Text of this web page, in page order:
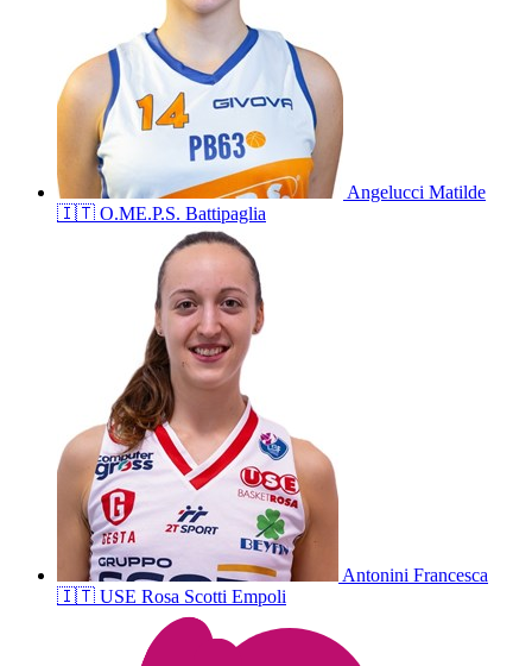
Angelucci Matilde
🇮🇹 O.ME.P.S. Battipaglia
Antonini Francesca
🇮🇹 USE Rosa Scotti Empoli